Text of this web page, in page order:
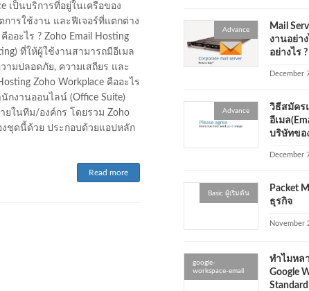
เป็นบริการที่อยู่ในเครือของ
ารใช้งาน และฟีเจอร์ที่แตกต่าง
ออะไร ? Zoho Email Hosting
ที่ให้ผู้ใช้งานสามารถมีอีเมล
ามปลอดภัย, ความเสถียร และ
Zoho Workplace คืออะไร
กงานออนไลน์ (Office Suite)
ยในทีม/องค์กร โดยรวม Zoho
งชุดนี้ด้วย ประกอบด้วยแอปหลัก
Read more
Advance
Mail
งานอย่า
อย่างไร ?
December
Advance
วิธีสมัคร
อีเมล
บริษัทขอ
December
Basic ผู้เริ่มต้น
Packet
ธุรกิจ
November
google-
workspace-email
ทำไมหล
Google
Standard